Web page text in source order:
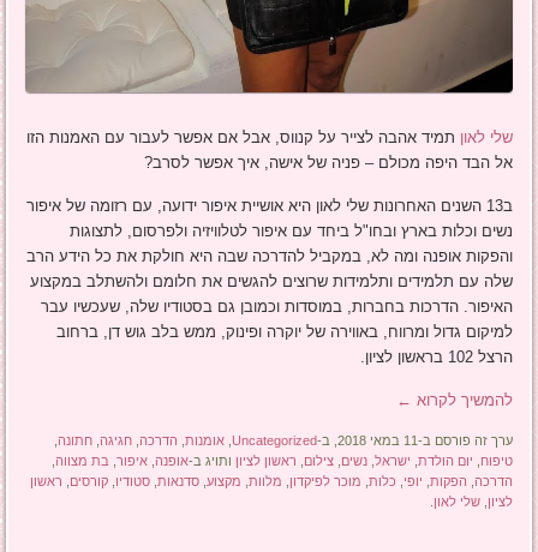
שלי לאון תמיד אהבה לצייר על קנווס, אבל אם אפשר לעבור עם האמנות הזו
אל הבד היפה מכולם – פניה של אישה, איך אפשר לסרב?
ב13 השנים האחרונות שלי לאון היא אושיית איפור ידועה, עם רזומה של איפור
נשים וכלות בארץ ובחו"ל ביחד עם איפור לטלוויזיה ולפרסום, לתצוגות
והפקות אופנה ומה לא, במקביל להדרכה שבה היא חולקת את כל הידע הרב
שלה עם תלמידים ותלמידות שרוצים להגשים את חלומם ולהשתלב במקצוע
האיפור. הדרכות בחברות, במוסדות וכמובן גם בסטודיו שלה, שעכשיו עבר
למיקום גדול ומרווח, באווירה של יוקרה ופינוק, ממש בלב גוש דן, ברחוב
הרצל 102 בראשון לציון.
להמשיך לקרוא ←
ערך זה פורסם ב-11 במאי 2018, ב- Uncategorized
,אומנות הדרכה ,חגיגה ,חתונה
טיפוח
יום הולדת ישראל ,נשים ,צילום ראשון לציון ותויג ב-אופנה ,איפור בת מצווה
הדרכה הפקות יופי כלות מוכר לפיקדון מלוות מקצוע ,סדנאות ,סטודיו ,קורסים
ראשון
לציון ,שלי לאון